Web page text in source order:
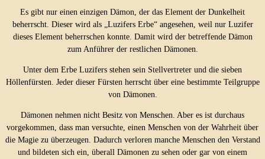
Es gibt nur einen einzigen Dämon, der das Element der Dunkelheit
beherrscht. Dieser wird als „Luzifers Erbe“ angesehen, weil nur Luzifer
dieses Element beherrschen konnte. Damit wird der betreffende Dämon
zum Anführer der restlichen Dämonen.
Unter dem Erbe Luzifers stehen sein Stellvertreter und die sieben
Höllenfürsten. Jeder dieser Fürsten herrscht über eine bestimmte Teilgruppe
von Dämonen.
Dämonen nehmen nicht Besitz von Menschen. Aber es ist durchaus
vorgekommen, dass man versuchte, einen Menschen von der Wahrheit über
die Magie zu überzeugen. Dadurch verloren manche Menschen den Verstand
und bildeten sich ein, überall Dämonen zu sehen oder gar von einem